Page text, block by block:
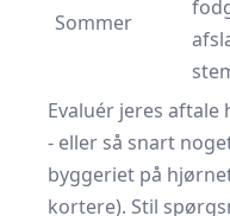
Sommer
Evaluér jeres aftale
- eller så snart
byggeriet på
kortere). Stil